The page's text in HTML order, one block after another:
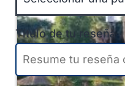
Título de tu reseña